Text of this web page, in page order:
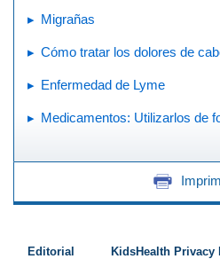
Migrañas
Cómo tratar los dolores de
Enfermedad de Lyme
Medicamentos: Utilizarlos de
Editorial
KidsHealth